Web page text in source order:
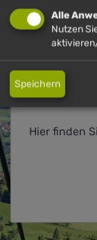
Hier finden
Alle
Nutzen
Speichern